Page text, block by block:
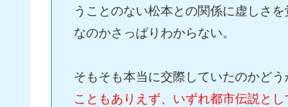
うことのない松本との関係に虚しさ
なのかさっぱりわからない。
そもそも本当に交際していたのかど
こともありえず、いずれ都市伝説と